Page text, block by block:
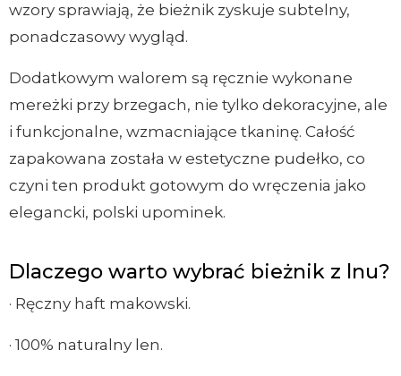
wzory sprawiają, że bieżnik zyskuje subtelny,
ponadczasowy wygląd.
Dodatkowym walorem są ręcznie wykonane
mereżki przy brzegach, nie tylko dekoracyjne, ale
i funkcjonalne, wzmacniające tkaninę. Całość
zapakowana została w estetyczne pudełko, co
czyni ten produkt gotowym do wręczenia jako
elegancki, polski upominek.
Dlaczego warto wybrać bieżnik z lnu?
· Ręczny haft makowski.
· 100% naturalny len.